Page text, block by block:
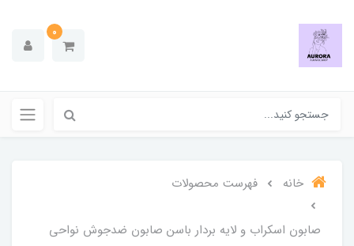
0
خانه فهرست محصولات
صابون اسکراب و لایه بردار باسن صابون ضدجوش نواحی